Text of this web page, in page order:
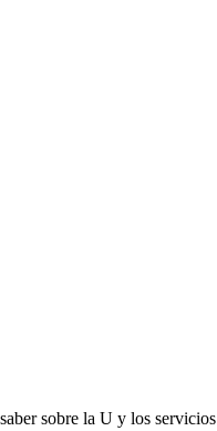
sobre la U y los